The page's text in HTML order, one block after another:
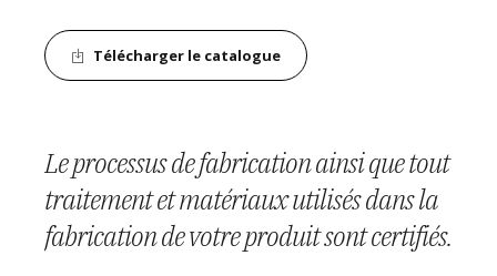
Télécharger le catalogue
Surface sélective unie, isolation fiable.
Conçu pour toutes les applications, avec
une capacité calorifique élevée et une
perte de pression limitée.
Le processus de fabrication ainsi que tout
traitement et matériaux utilisés dans la
fabrication de votre produit sont certifiés.